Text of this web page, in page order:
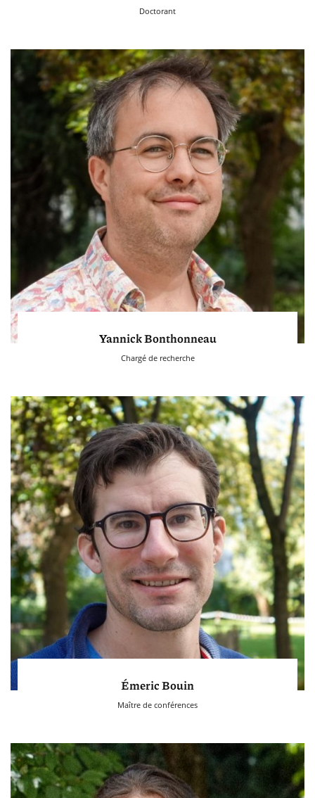
Doctorant
Yannick Bonthonneau
Chargé de recherche
Émeric Bouin
Maître de conférences